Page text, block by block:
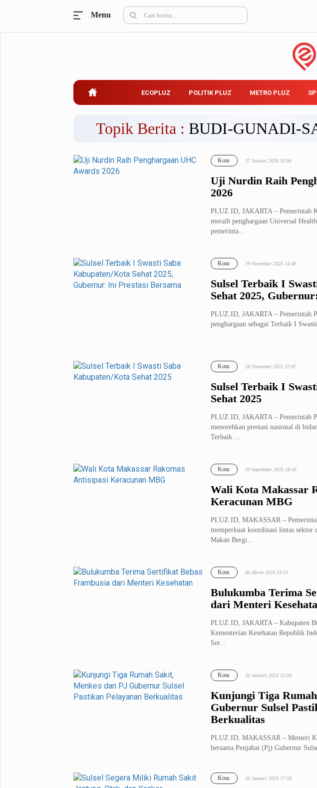
Belanja
Kuliner
Pemilu
Hukum & Kriminal
Internasional
Citizen
Pemerintahan
Bulutangkis
Golf
Parenting
Menu
ECOPLUZ POLITIK PLUZ METRO PLUZ
Topik Berita : BUDI-GUNADI-
Uji Nurdin Raih
2026
Kota 27 Januari 2026 20:06
PLUZ.ID, JAKARTA – Pemerintah
meraih penghargaan Universal
pemerinta...
Sulsel Terbaik I
Sehat 2025,
Kota 29 November 2025 14:48
PLUZ.ID, JAKARTA – Pemerintah
penghargaan sebagai Terbaik I
Sulsel Terbaik I
Sehat 2025
Kota 28 November 2025 22:07
PLUZ.ID, JAKARTA – Pemerintah
menorehkan prestasi nasional di
Terbaik ...
Wali Kota Makassar
Keracunan MBG
Kota 29 September 2025 18:45
PLUZ.ID, MAKASSAR –
memperkuat koordinasi lintas sektor
Makan Bergi...
Bulukumba Terima
dari Menteri
Kota 06 Maret 2024 23:55
PLUZ.ID, JAKARTA – Kabupaten
Kementerian Kesehatan Republik
Ser...
Kunjungi Tiga
Gubernur Sulsel
Berkualitas
Kota 20 Januari 2024 22:50
PLUZ.ID, MAKASSAR – Menteri
bersama Penjabat (Pj) Gubernur
Kota 20 Januari 2024 17:50